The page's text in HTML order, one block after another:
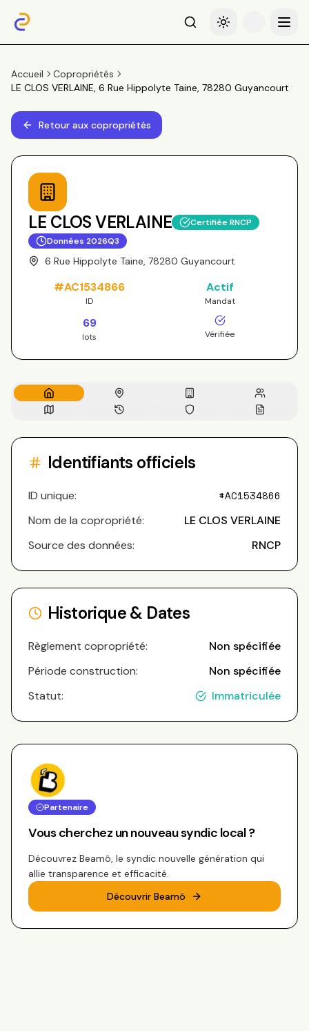
RechercheBasculer le thème
Menu
Accueil
Copropriétés
LE CLOS VERLAINE, 6 Rue Hippolyte Taine, 78280 Guyancourt
Retour aux copropriétés
LE CLOS VERLAINE
Certifiée RNCP
Données 2026Q3
6 Rue Hippolyte Taine, 78280 Guyancourt
#AC1534866
ID
Actif
Mandat
69
lots Vérifiée
Identifiants officiels
ID unique: #AC1534866
Nom de la copropriété:
LE CLOS VERLAINE
Source des données:
RNCP
Historique & Dates
Règlement copropriété:
Non spécifiée
Période construction:
Non spécifiée
Statut:
Immatriculée
Partenaire
Vous cherchez un nouveau syndic local ?
Découvrez Beamô, le syndic nouvelle génération qui
allie transparence et efficacité.
Découvrir Beamô